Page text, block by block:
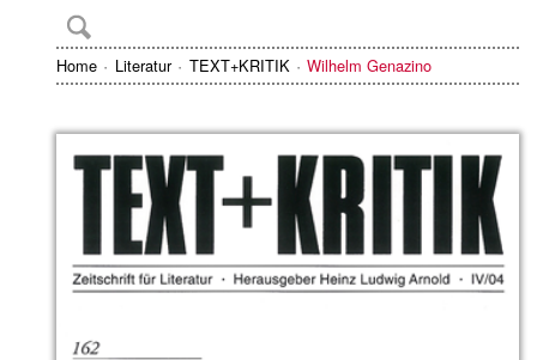
Home Literatur TEXT+KRITIK Wilhelm Genazino